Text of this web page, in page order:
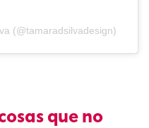
(@tamaradsilvadesign)
que no